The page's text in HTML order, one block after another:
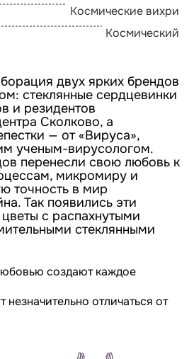
Космические вихри
Космический
двух ярких брендов
стеклянные сердцевинки
и резидентов
Сколково, а
— от «Вируса»,
ученым-вирусологом.
перенесли свою любовь к
микромиру и
точность в мир
Так появились эти
с распахнутыми
стеклянными
создают каждое
отличаться от